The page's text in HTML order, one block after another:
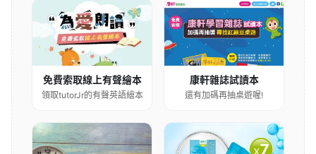
免費索取線上有聲繪本
領取tutorJr的有聲英語繪本
康軒雜誌試讀本
還有加碼再抽桌遊喔!